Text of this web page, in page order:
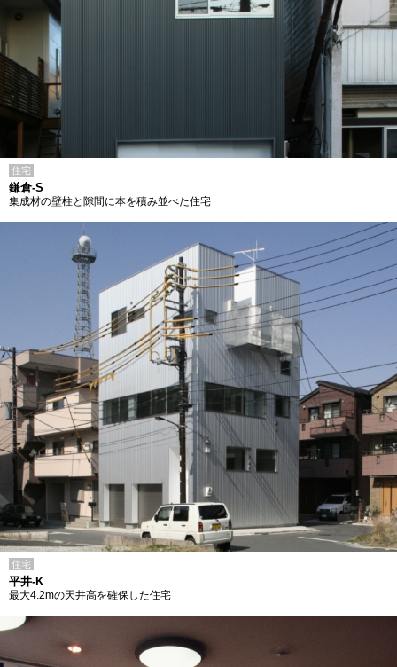
住宅
鎌倉-S
集成材の壁柱と隙間に本を積み並べた住宅
住宅
平井-K
最大4.2mの天井高を確保した住宅